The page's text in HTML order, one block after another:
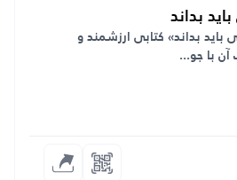
بداند
بداند» کتابی ارزشمند و
با جو...